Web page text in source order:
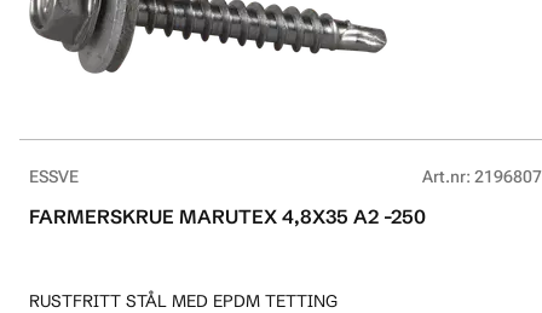
ESSVE Art.nr:
FARMERSKRUE MARUTEX 4,8X35 A2 -250
RUSTFRITT STÅL MED EPDM TETTING